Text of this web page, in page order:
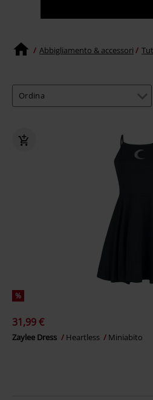
Abbigliamento & accessori
%
31,99 €
Zaylee Dress Heartless Miniabito